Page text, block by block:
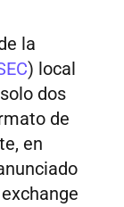
la
) local
dos
de
en